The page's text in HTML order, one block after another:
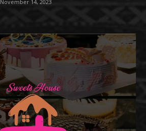
November 14, 2023